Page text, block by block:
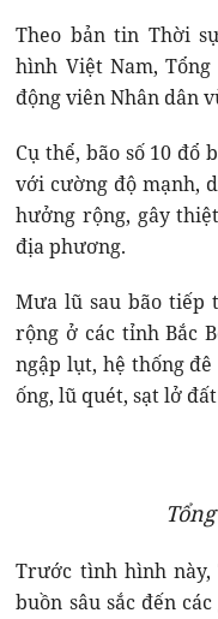
Theo bản tin Thời
hình Việt Nam,
động viên Nhân dân
Cụ thể, bão số 10 đổ
với cường độ mạnh,
hưởng rộng, gây
địa phương.
Mưa lũ sau bão tiếp
rộng ở các tỉnh Bắc
ngập lụt, hệ thống
ống, lũ quét, sạt lở
Trước tình hình
buồn sâu sắc đến